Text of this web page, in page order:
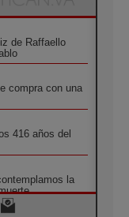
de Raffaello
compra con una
416 años del
la